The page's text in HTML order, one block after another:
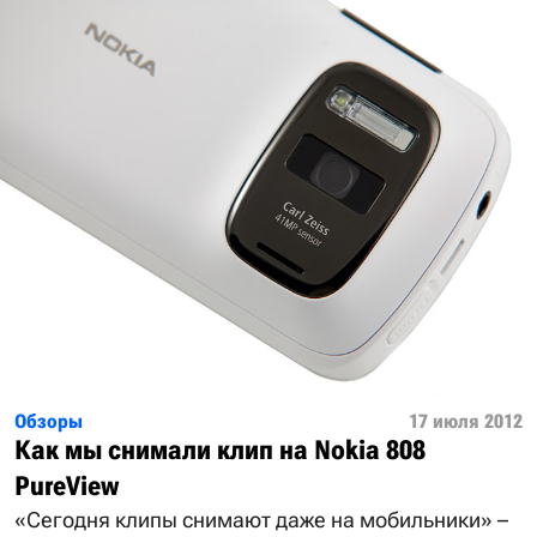
Обзоры 17 июля 2012
Как мы снимали клип на Nokia 808
PureView
«Сегодня клипы снимают даже на мобильники» –